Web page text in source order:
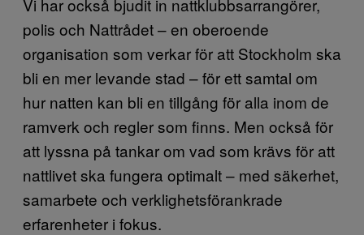
polis och Nattrådet – en oberoende
organisation som verkar för att Stockholm ska
bli en mer levande stad – för ett samtal om
hur natten kan bli en tillgång för alla inom de
ramverk och regler som finns. Men också för
att lyssna på tankar om vad som krävs för att
nattlivet ska fungera optimalt – med säkerhet,
samarbete och verklighetsförankrade
erfarenheter i fokus.